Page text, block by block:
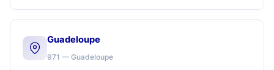
Guadeloupe
971 — Guadeloupe